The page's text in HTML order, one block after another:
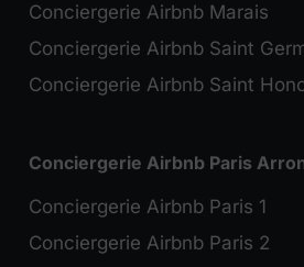
Conciergerie Airbnb Marais
Conciergerie Airbnb Saint
Conciergerie Airbnb Saint
Conciergerie Airbnb Paris
Conciergerie Airbnb Paris 1
Conciergerie Airbnb Paris 2